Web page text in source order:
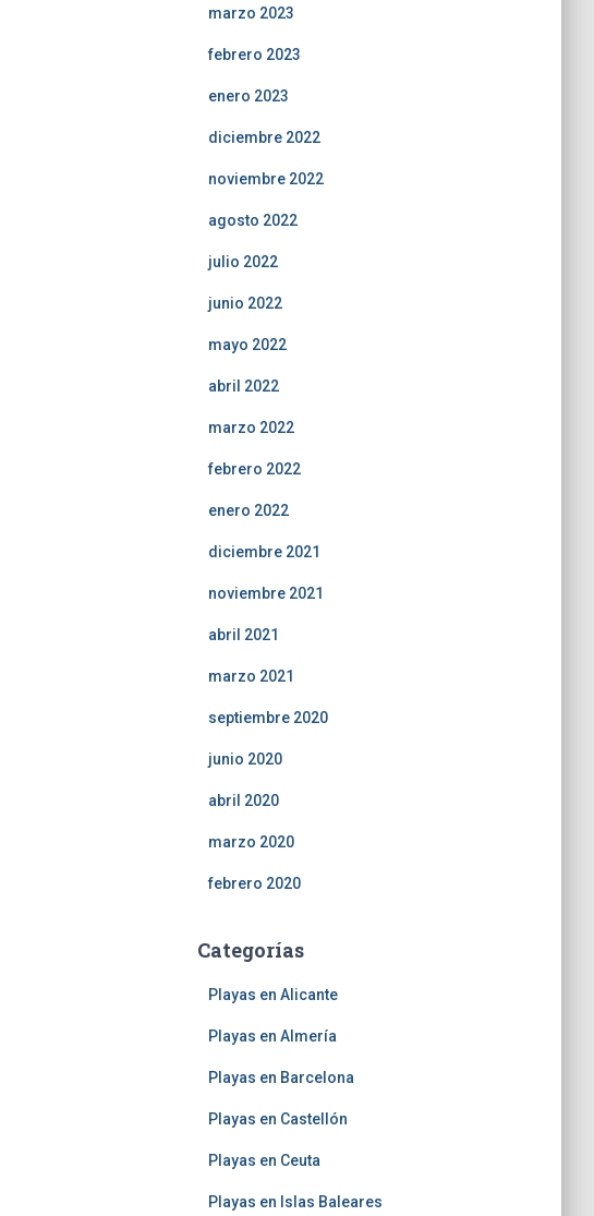
marzo 2023
febrero 2023
enero 2023
diciembre 2022
noviembre 2022
agosto 2022
julio 2022
junio 2022
mayo 2022
abril 2022
marzo 2022
febrero 2022
enero 2022
diciembre 2021
noviembre 2021
abril 2021
marzo 2021
septiembre 2020
junio 2020
abril 2020
marzo 2020
febrero 2020
Categorías
Playas en Alicante
Playas en Almería
Playas en Barcelona
Playas en Castellón
Playas en Ceuta
Playas en Islas Baleares